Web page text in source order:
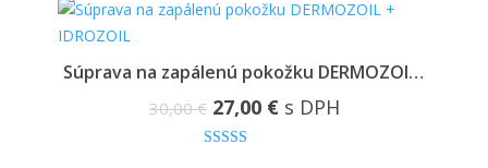
Súprava na zapálenú pokožku DERMOZOIL + IDROZOIL
30,00€ Original
price
27,00 €Current
s DPH